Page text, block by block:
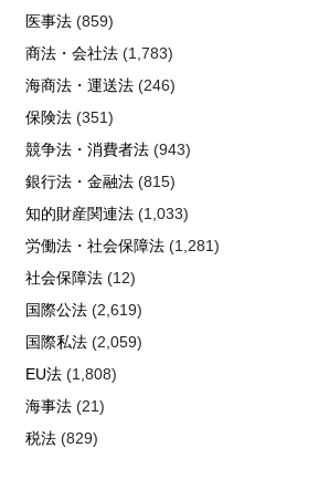
医事法(859)
商法・会社法(1,783)
海商法・運送法(246)
保険法(351)
競争法・消費者法(943)
銀行法・金融法(815)
知的財産関連法(1,033)
労働法・社会保障法(1,281)
社会保障法(12)
国際公法(2,619)
国際私法(2,059)
EU法(1,808)
海事法(21)
税法(829)